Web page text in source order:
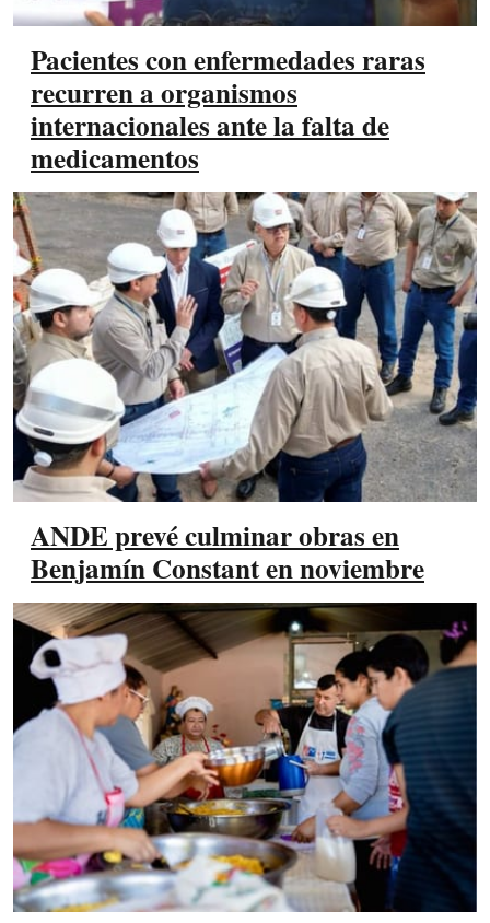
Pacientes con enfermedades raras
recurren a organismos
internacionales ante la falta de
medicamentos
ANDE prevé culminar obras en
Benjamín Constant en noviembre